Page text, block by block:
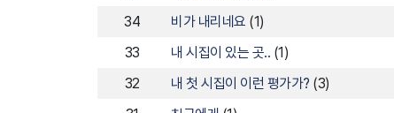
34
비가 내리네요 (1)
33
내 시집이 있는 곳.. (1)
32
내 첫 시집이 이런 평가가? (3)